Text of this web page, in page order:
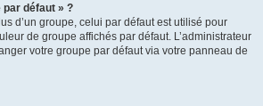
par défaut » ?
d’un groupe, celui par défaut est utilisé pour
de groupe affichés par défaut. L’administrateur
votre groupe par défaut via votre panneau de